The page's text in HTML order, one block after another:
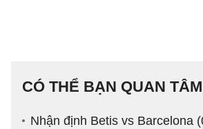
CÓ THỂ BẠN QUAN TÂM
Nhận định Betis vs Barcelona